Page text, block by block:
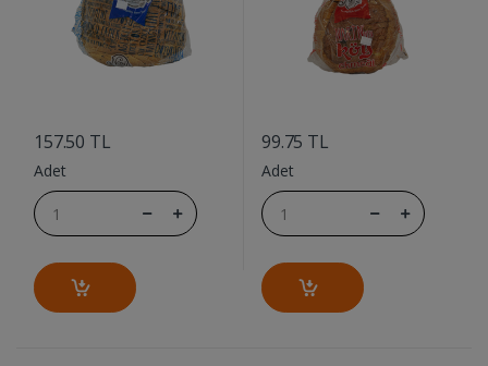
157.50 TL
Adet
99.75 TL
Adet